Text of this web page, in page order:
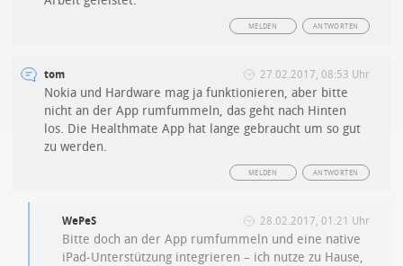
ANTWORTEN
MELDEN
tom 27.02.2017, 08:53 Uhr
Nokia und Hardware mag ja funktionieren, aber bitte
nicht an der App rumfummeln, das geht nach Hinten
los. Die Healthmate App hat lange gebraucht um so gut
zu werden.
ANTWORTEN
MELDEN
WePeS 28.02.2017, 01:21 Uhr
Bitte doch an der App rumfummeln und eine native
iPad-Unterstützung integrieren – ich nutze zu Hause,